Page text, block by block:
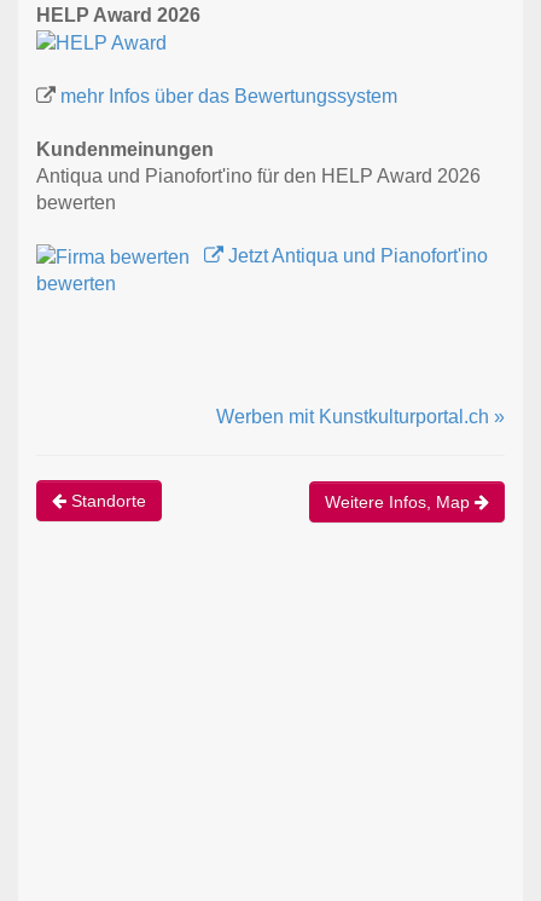
HELP Award 2026
mehr Infos über das Bewertungssystem
Kundenmeinungen
Antiqua und Pianofort'ino für den HELP Award 2026
bewerten
Jetzt Antiqua und Pianofort'ino
bewerten
Werben mit Kunstkulturportal.ch »
Standorte Weitere Infos, Map